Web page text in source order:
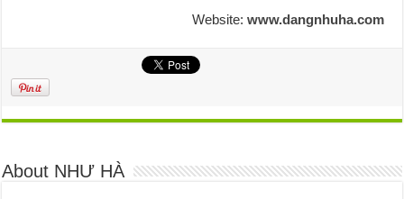
Website: www.dangnhuha.com
About NHƯ HÀ